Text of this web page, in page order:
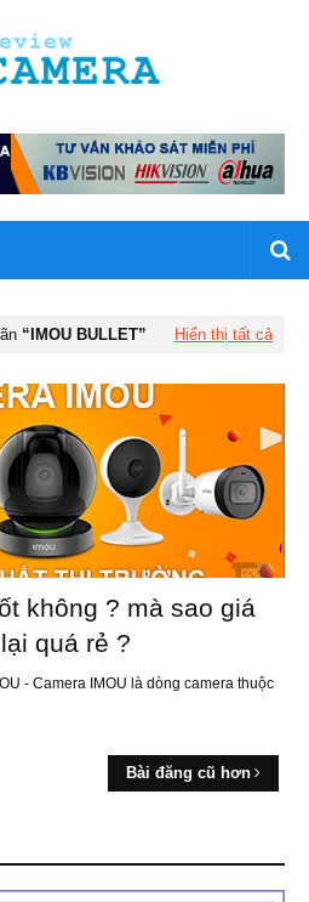
IMOU BULLET Hiển thị tất cả
không ? mà sao giá
quá rẻ ?
- Camera IMOU là dòng camera thuộc
Bài đăng cũ hơn